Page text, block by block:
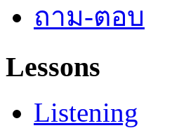
ถาม-ตอบ
Lessons
Listening